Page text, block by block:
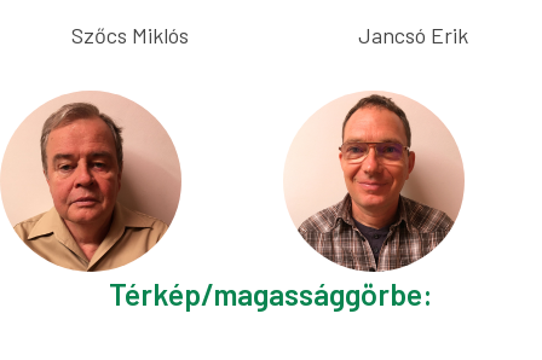
Szőcs Miklós Jancsó Erik
Térkép/magassággörbe: